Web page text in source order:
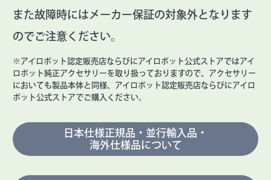
また故障時にはメーカー保証の対象外となります
のでご注意ください。
※アイロボット認定販売店ならびにアイロボット公式ストアではアイ
ロボット純正アクセサリーを取り扱っておりますので、アクセサリー
においても製品本体と同様、アイロボット認定販売店ならびにアイロ
ボット公式ストアでご購入ください。
日本仕様正規品・並行輸入品・
海外仕様品について